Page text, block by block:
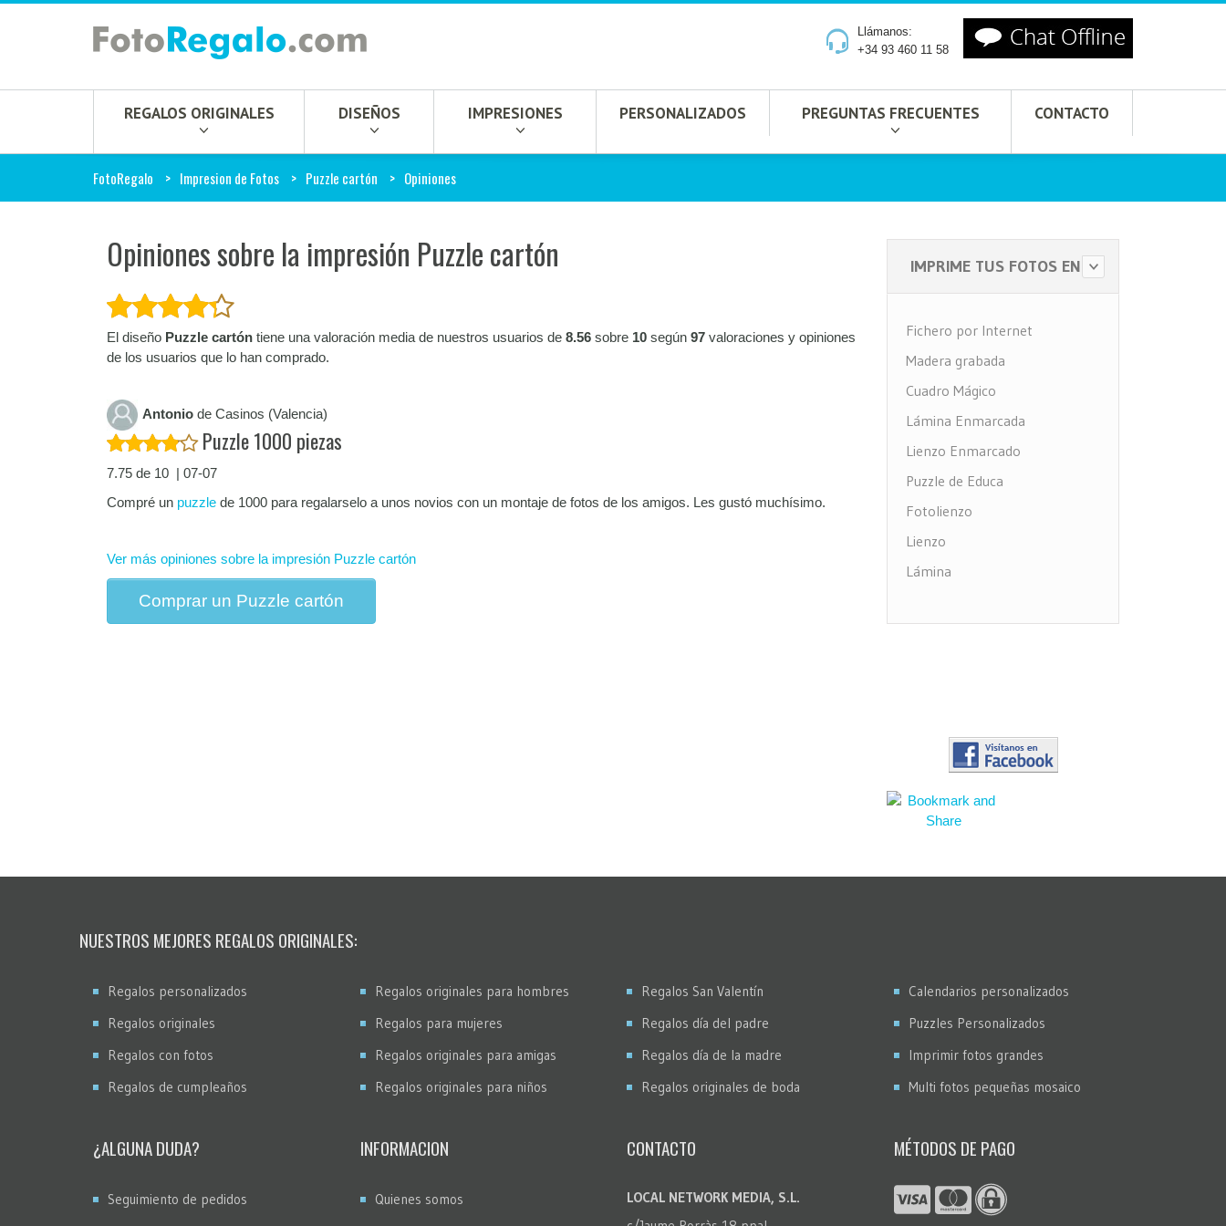
Llámanos:
+34 93 460 11 58
REGALOS ORIGINALES DISEÑOS IMPRESIONES PERSONALIZADOS PREGUNTAS FRECUENTES CONTACTO
FotoRegalo Impresion de Fotos Puzzle cartón Opiniones
Opiniones sobre la impresión Puzzle cartón
El diseño Puzzle cartón tiene una valoración media de nuestros usuarios de 8.56 sobre 10 según 97 valoraciones y opiniones
de los usuarios que lo han comprado.
Antonio de Casinos (Valencia)
Puzzle 1000 piezas
7.75 de 10 | 07-07
Compré un puzzle de 1000 para regalarselo a unos novios con un montaje de fotos de los amigos. Les gustó muchísimo.
Ver más opiniones sobre la impresión Puzzle cartón
Comprar un Puzzle cartón
IMPRIME TUS FOTOS EN
Fichero por Internet
Madera grabada
Cuadro Mágico
Lámina Enmarcada
Lienzo Enmarcado
Puzzle de Educa
Fotolienzo
Lienzo
Lámina
NUESTROS MEJORES REGALOS ORIGINALES:
Regalos personalizados
Regalos originales
Regalos con fotos
Regalos de cumpleaños
Regalos originales para hombres
Regalos para mujeres
Regalos originales para amigas
Regalos originales para niños
Regalos San Valentín
Regalos día del padre
Regalos día de la madre
Regalos originales de boda
Calendarios personalizados
Puzzles Personalizados
Imprimir fotos grandes
Multi fotos pequeñas mosaico
¿ALGUNA DUDA?
Seguimiento de pedidos
INFORMACION
Quienes somos
CONTACTO
LOCAL NETWORK MEDIA, S.L.
MÉTODOS DE PAGO